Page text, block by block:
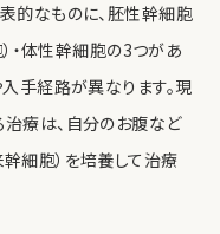
的なものに、胚性幹細胞
・体性幹細胞の3つがあ
入手経路が異なります。現
療は、自分のお腹など
細胞）を培養して治療